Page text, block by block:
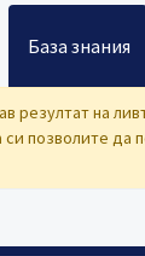
База знания
резултат на
позволите да